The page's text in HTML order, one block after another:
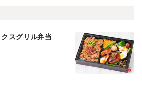
スグリル弁当